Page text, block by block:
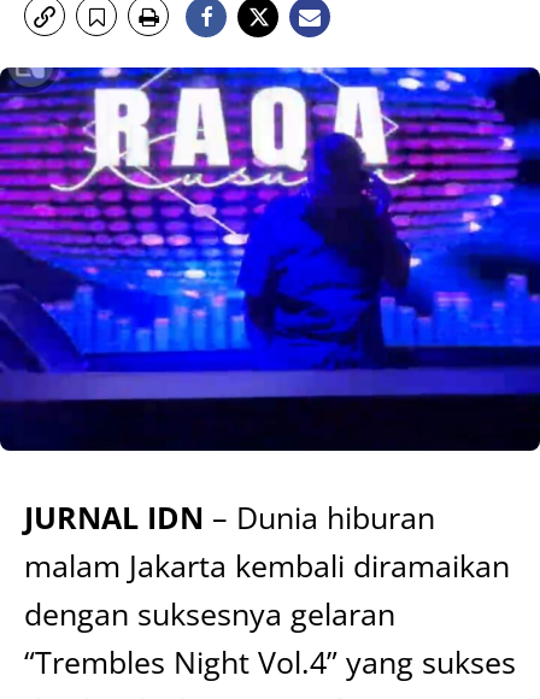
JURNAL IDN – Dunia hiburan
malam Jakarta kembali diramaikan
dengan suksesnya gelaran
“Trembles Night Vol.4” yang sukses